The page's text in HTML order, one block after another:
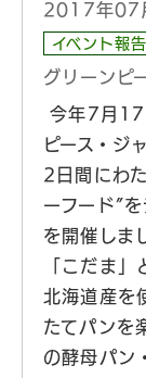
2017年07
イベント報告
グリーンピ
今年7月17
ピース・
2日間にわ
ーフード”
を開催しま
「こだま」
北海道産を
たてパンを
の酵母パン